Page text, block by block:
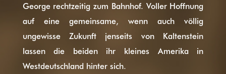
George rechtzeitig zum Bahnhof. Voller Hoffnung
auf eine gemeinsame, wenn auch völlig
ungewisse Zukunft jenseits von Kaltenstein
lassen die beiden ihr kleines Amerika in
Westdeutschland hinter sich.